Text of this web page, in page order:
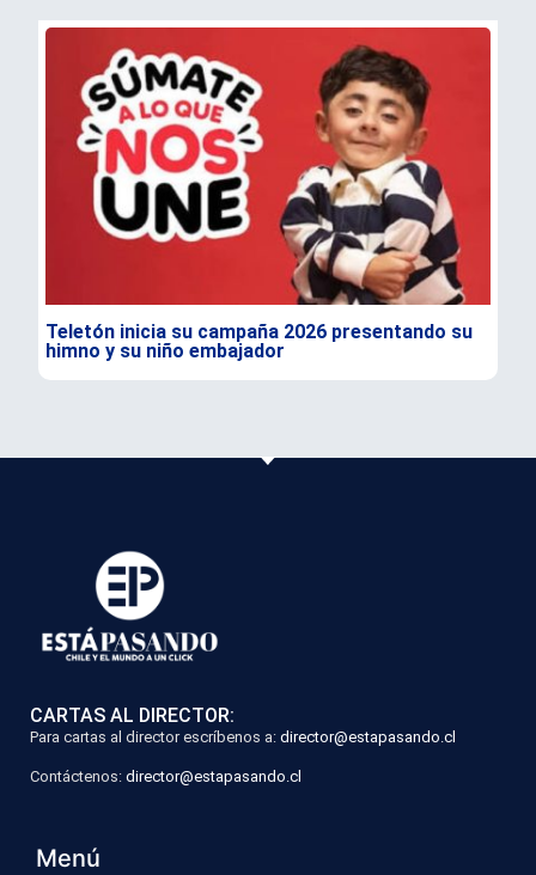
Teletón inicia su campaña 2026 presentando su
himno y su niño embajador
CARTAS AL DIRECTOR:
Para cartas al director escríbenos a: director@estapasando.cl
Contáctenos: director@estapasando.cl
Menú